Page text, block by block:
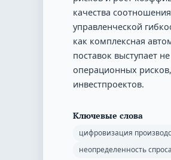
качества
управленческой
как комплексная
поставок выступает
операционных
инвестпроектов.
Ключевые слова
цифровизация
неопределенность спроса